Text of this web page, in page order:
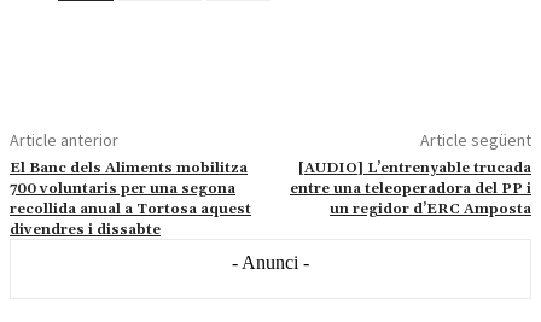
Article anterior
El Banc dels Aliments mobilitza
700 voluntaris per una segona
recollida anual a Tortosa aquest
divendres i dissabte
Article següent
[AUDIO] L’entrenyable trucada
entre una teleoperadora del PP i
un regidor d’ERC Amposta
- Anunci -